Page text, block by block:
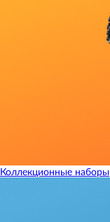
Коллекционные наборы